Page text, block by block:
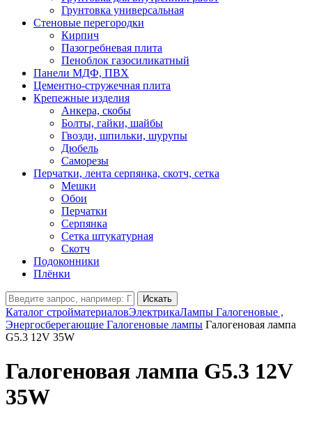
Грунтовка универсальная
Стеновые перегородки
Кирпич
Пазогребневая плита
Пеноблок газосиликатный
Панели МДФ, ПВХ
Цементно-стружечная плита
Крепежные изделия
Анкера, скобы
Болты, гайки, шайбы
Гвозди, шпильки, шурупы
Дюбель
Саморезы
Перчатки, лента серпянка, скотч, сетка
Мешки
Обои
Перчатки
Серпянка
Сетка штукатурная
Скотч
Подоконники
Плёнки
Искать
Каталог стройматериаловЭлектрикаЛампы Галогеновые ,
Энергосберегающие Галогеновые лампы Галогеновая лампа
G5.3 12V 35W
Галогеновая лампа G5.3 12V
35W